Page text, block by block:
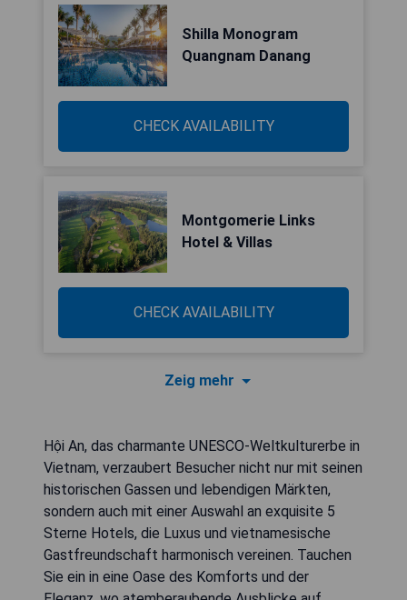
Shilla Monogram
Quangnam Danang
CHECK AVAILABILITY
Montgomerie Links
Hotel & Villas
CHECK AVAILABILITY
Zeig mehr
Hội An, das charmante UNESCO-Weltkulturerbe in
Vietnam, verzaubert Besucher nicht nur mit seinen
historischen Gassen und lebendigen Märkten,
sondern auch mit einer Auswahl an exquisite 5
Sterne Hotels, die Luxus und vietnamesische
Gastfreundschaft harmonisch vereinen. Tauchen
Sie ein in eine Oase des Komforts und der